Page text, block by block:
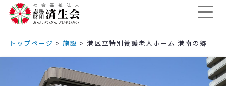
トップページ >施設 >港区立特別養護老人ホーム 港南の郷